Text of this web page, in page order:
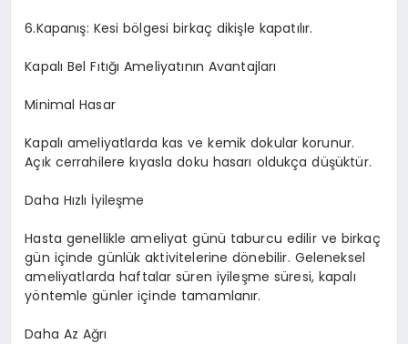
6.Kapanış: Kesi bölgesi birkaç dikişle kapatılır.
Kapalı Bel Fıtığı Ameliyatının Avantajları
Minimal Hasar
Kapalı ameliyatlarda kas ve kemik dokular korunur.
Açık cerrahilere kıyasla doku hasarı oldukça düşüktür.
Daha Hızlı İyileşme
Hasta genellikle ameliyat günü taburcu edilir ve birkaç
gün içinde günlük aktivitelerine dönebilir. Geleneksel
ameliyatlarda haftalar süren iyileşme süresi, kapalı
yöntemle günler içinde tamamlanır.
Daha Az Ağrı